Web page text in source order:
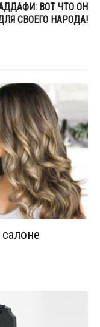
ВОТ ЧТО ОН
СВОЕГО НАРОДА!